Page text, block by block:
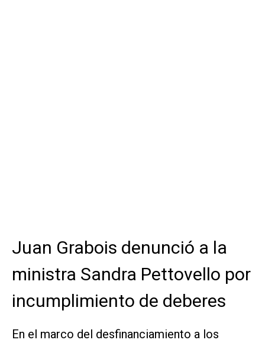
Juan Grabois denunció a la
ministra Sandra Pettovello por
incumplimiento de deberes
En el marco del desfinanciamiento a los